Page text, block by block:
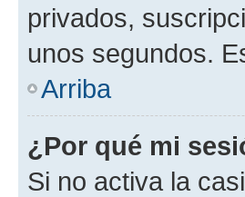
privados,
unos segundos.
Arriba
¿Por qué mi
Si no activa la